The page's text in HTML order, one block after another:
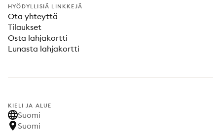
HYÖDYLLISIÄ LINKKEJÄ
Ota yhteyttä
Tilaukset
Osta lahjakortti
Lunasta lahjakortti
KIELI JA ALUE
Suomi
Suomi